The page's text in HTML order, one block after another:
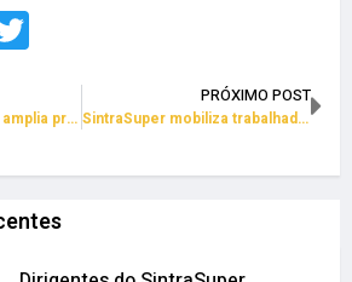
Cencosud/GBarbosa amplia projeto “Fila Zero” para clientes
PRÓXIMO POST
SintraSuper mobiliza trabalhadores e trabalhadoras do Carrefour